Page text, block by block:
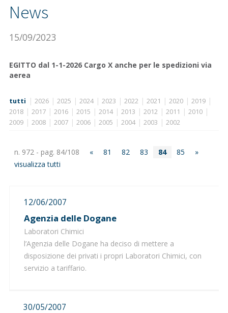
News
15/09/2023
EGITTO dal 1-1-2026 Cargo X anche per le spedizioni via
aerea
tutti | 2026| 2025 | 2024| 2023 | 2022 | 2021 | 2020| 2019|
2018| 2017| 2016| 2015 | 2014| 2013 | 2012 | 2011 | 2010|
2009| 2008| 2007| 2006| 2005 | 2004| 2003 | 2002
n. 972 - pag. 84/108 « 81 82 83 84 85
»
visualizza tutti
12/06/2007
Agenzia delle Dogane
Laboratori Chimici
l’Agenzia delle Dogane ha deciso di mettere a
disposizione dei privati i propri Laboratori Chimici, con
servizio a tariffario.
30/05/2007